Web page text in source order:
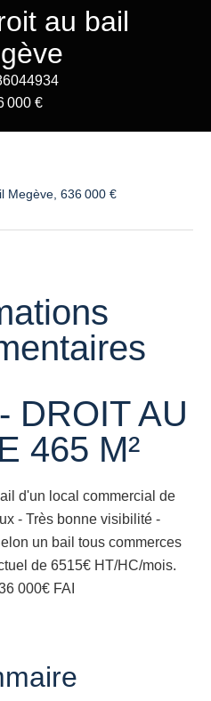
au bail
000 €
Megève, 636 000 €
DROIT AU
465 M²
d'un local commercial de
- Très bonne visibilité -
un bail tous commerces
de 6515€ HT/HC/mois.
000€ FAI